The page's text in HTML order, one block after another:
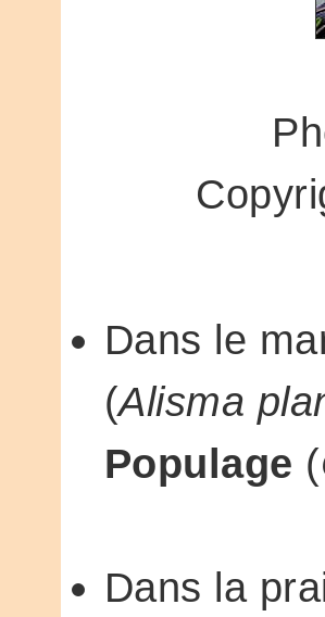
Dans le
(Alisma
Populage (
Dans la